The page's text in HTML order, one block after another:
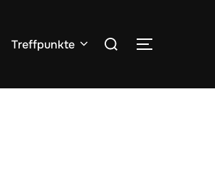
Treffpunkte
Suchen